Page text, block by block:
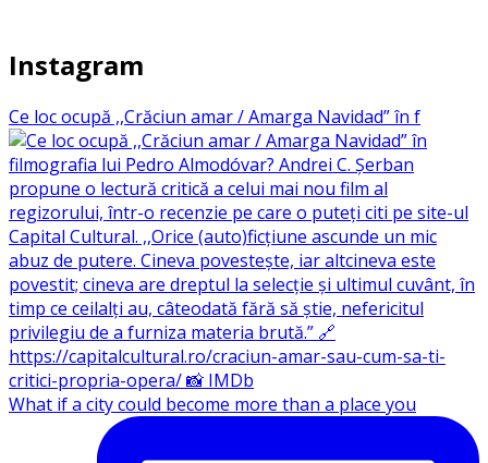
Instagram
Ce loc ocupă ,,Crăciun amar / Amarga Navidad” în f
What if a city could become more than a place you